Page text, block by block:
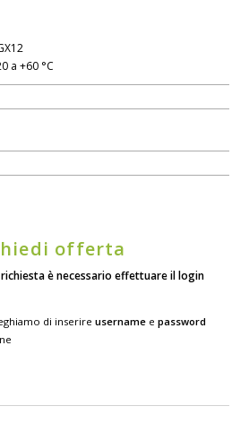
a +60 °C
offerta
è necessario effettuare il login
di inserireusername epassword